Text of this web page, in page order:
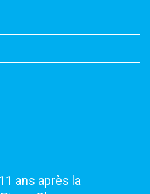
ans après la